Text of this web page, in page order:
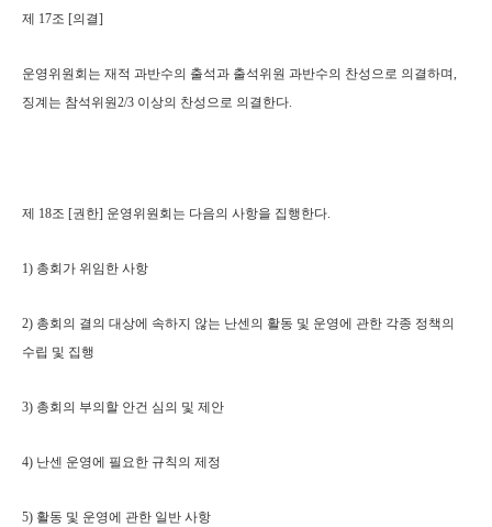
제 17조 [의결]
운영위원회는 재적 과반수의 출석과 출석위원 과반수의 찬성으로 의결하며,
징계는 참석위원2/3 이상의 찬성으로 의결한다.
제 18조 [권한] 운영위원회는 다음의 사항을 집행한다.
1) 총회가 위임한 사항
2) 총회의 결의 대상에 속하지 않는 난센의 활동 및 운영에 관한 각종 정책의
수립 및 집행
3) 총회의 부의할 안건 심의 및 제안
4) 난센 운영에 필요한 규칙의 제정
5) 활동 및 운영에 관한 일반 사항